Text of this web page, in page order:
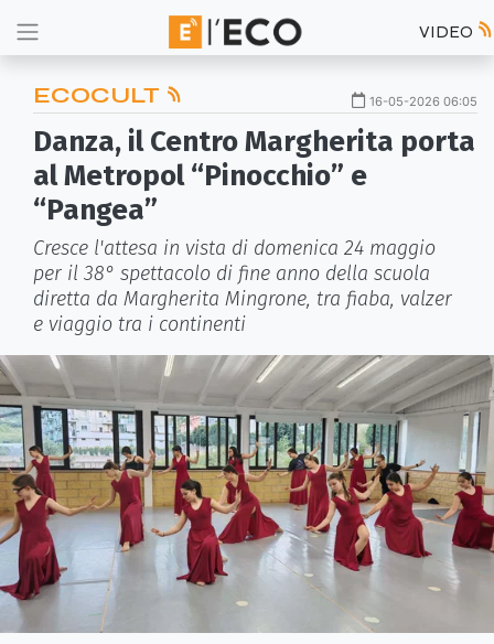
VIDEO
ECOCULT 16-05-2026 06:05
Danza, il Centro Margherita porta
al Metropol “Pinocchio” e
“Pangea”
Cresce l'attesa in vista di domenica 24 maggio
per il 38° spettacolo di fine anno della scuola
diretta da Margherita Mingrone, tra fiaba, valzer
e viaggio tra i continenti